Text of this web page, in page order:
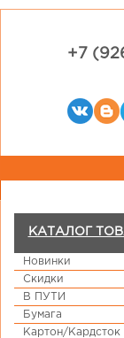
+7
КАТАЛОГ
Новинки
Скидки
В ПУТИ
Бумага
Картон/Кардсток